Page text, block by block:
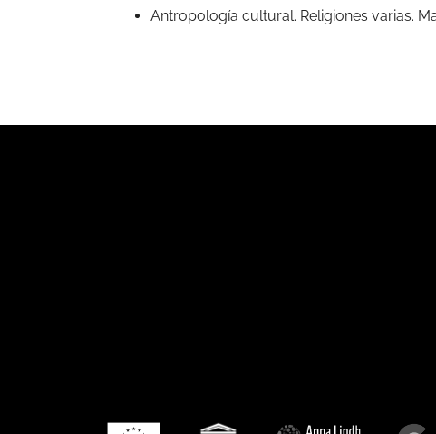
Antropología cultural. Religiones varias.